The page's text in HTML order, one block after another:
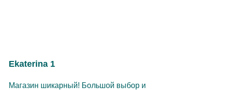
Ekaterina 1
Магазин шикарный! Большой выбор и